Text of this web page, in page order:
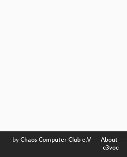
by Chaos Computer Club e.V–– About––
c3voc